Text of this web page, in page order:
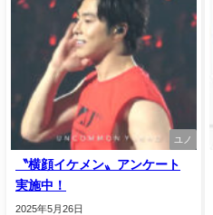
ユノ
〝横顔イケメン〟アンケート
実施中！
2025年5月26日